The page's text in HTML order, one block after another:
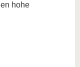
hohe